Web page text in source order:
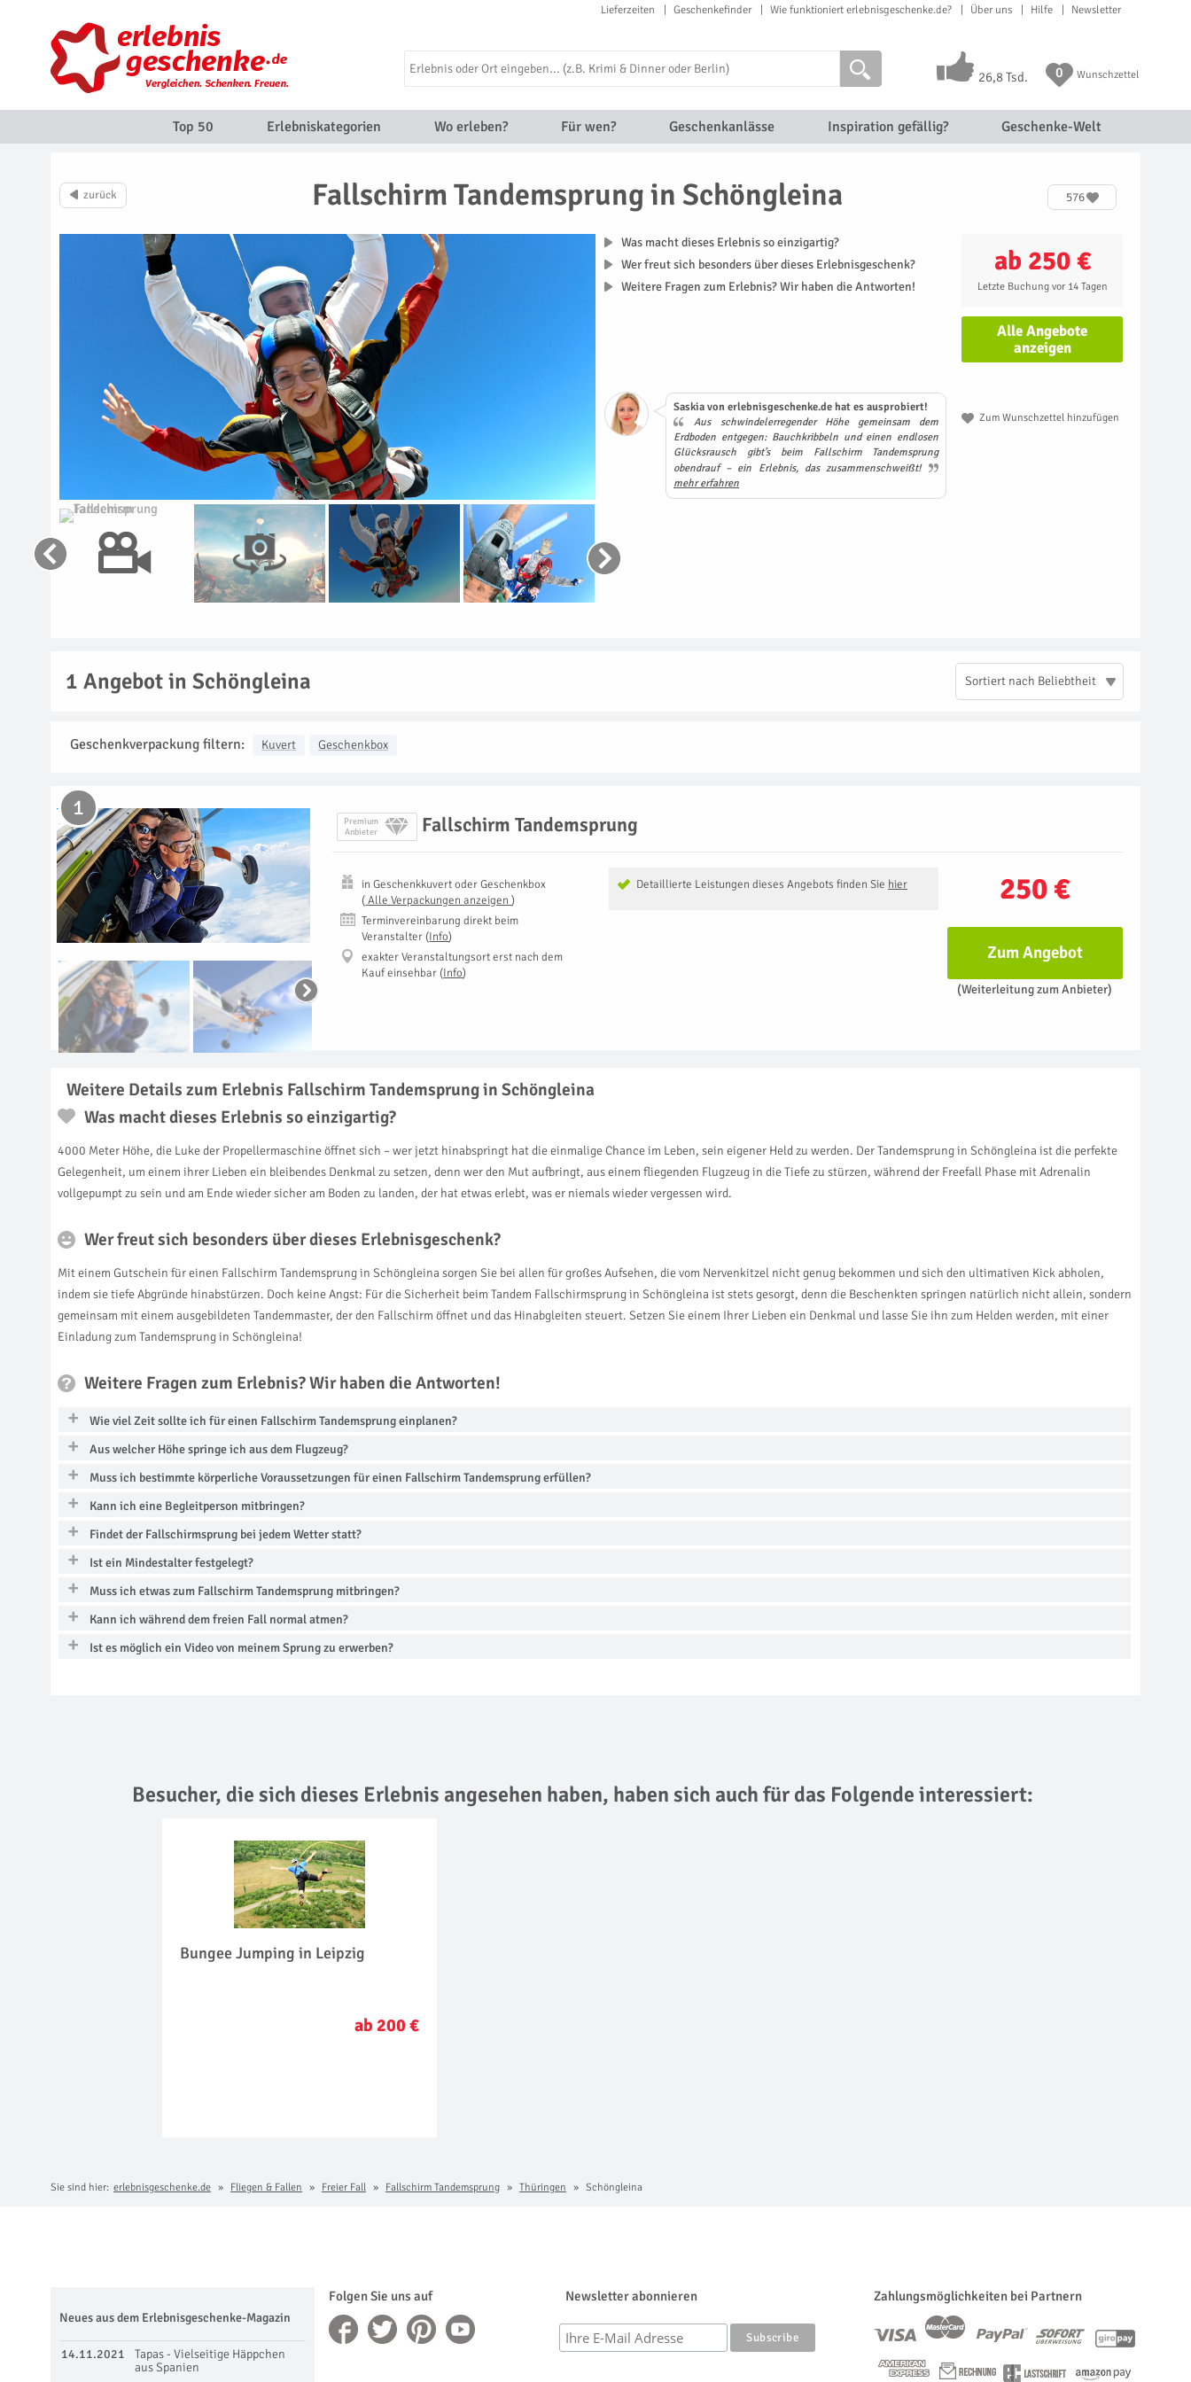
Lieferzeiten Geschenkefinder Wie funktioniert erlebnisgeschenke.de? Über uns Hilfe Newsletter
26,8 Tsd. 0 Wunschzettel
Top 50 Erlebniskategorien Wo erleben? Für wen? Geschenkanlässe Inspiration gefällig? Geschenke-Welt
Fallschirm Tandemsprung in Schöngleina 576
ab 250 €
Letzte Buchung vor 14 Tagen
Alle Angebote
anzeigen
Zum Wunschzettel hinzufügen
Was macht dieses Erlebnis so einzigartig?
Wer freut sich besonders über dieses Erlebnisgeschenk?
Weitere Fragen zum Erlebnis? Wir haben die Antworten!
Saskia von erlebnisgeschenke.de hat es ausprobiert!
Aus schwindelerregender Höhe gemeinsam dem
Erdboden entgegen: Bauchkribbeln und einen endlosen
Glücksrausch gibt’s beim Fallschirm Tandemsprung
obendrauf – ein Erlebnis, das zusammenschweißt!
mehr erfahren
1 Angebot in Schöngleina Sortiert nach Beliebtheit
Geschenkverpackung filtern: Kuvert Geschenkbox
Premium
Anbieter
Fallschirm Tandemsprung
1
250 €
Detaillierte Leistungen dieses Angebots finden Sie hier
inGeschenkkuvert oder Geschenkbox
( Alle Verpackungen anzeigen )
Terminvereinbarung direkt beim
Veranstalter (Info)
exakter Veranstaltungsort erst nach dem
Kauf einsehbar (Info)
Zum Angebot
(Weiterleitung zum Anbieter)
Weitere Details zum Erlebnis Fallschirm Tandemsprung in Schöngleina
Was macht dieses Erlebnis so einzigartig?
4000 Meter Höhe, die Luke der Propellermaschine öffnet sich – wer jetzt hinabspringt hat die einmalige Chance im Leben, sein eigener Held zu werden. Der Tandemsprung in Schöngleina ist die perfekte
Gelegenheit, um einem ihrer Lieben ein bleibendes Denkmal zu setzen, denn wer den Mut aufbringt, aus einem fliegenden Flugzeug in die Tiefe zu stürzen, während der Freefall Phase mit Adrenalin
vollgepumpt zu sein und am Ende wieder sicher am Boden zu landen, der hat etwas erlebt, was er niemals wieder vergessen wird.
Wer freut sich besonders über dieses Erlebnisgeschenk?
Mit einem Gutschein für einen Fallschirm Tandemsprung in Schöngleina sorgen Sie bei allen für großes Aufsehen, die vom Nervenkitzel nicht genug bekommen und sich den ultimativen Kick abholen,
indem sie tiefe Abgründe hinabstürzen. Doch keine Angst: Für die Sicherheit beim Tandem Fallschirmsprung in Schöngleina ist stets gesorgt, denn die Beschenkten springen natürlich nicht allein, sondern
gemeinsam mit einem ausgebildeten Tandemmaster, der den Fallschirm öffnet und das Hinabgleiten steuert. Setzen Sie einem Ihrer Lieben ein Denkmal und lasse Sie ihn zum Helden werden, mit einer
Einladung zum Tandemsprung in Schöngleina!
Weitere Fragen zum Erlebnis? Wir haben die Antworten!
Wie viel Zeit sollte ich für einen Fallschirm Tandemsprung einplanen?
Aus welcher Höhe springe ich aus dem Flugzeug?
Muss ich bestimmte körperliche Voraussetzungen für einen Fallschirm Tandemsprung erfüllen?
Kann ich eine Begleitperson mitbringen?
Findet der Fallschirmsprung bei jedem Wetter statt?
Ist ein Mindestalter festgelegt?
Muss ich etwas zum Fallschirm Tandemsprung mitbringen?
Kann ich während dem freien Fall normal atmen?
Ist es möglich ein Video von meinem Sprung zu erwerben?
Besucher, die sich dieses Erlebnis angesehen haben, haben sich auch für das Folgende interessiert:
Bungee Jumping in Leipzig
ab 200 €
Sie sind hier: erlebnisgeschenke.de Fliegen & Fallen Freier Fall Fallschirm Tandemsprung Thüringen Schöngleina
Folgen Sie uns auf Newsletter abonnieren Zahlungsmöglichkeiten bei Partnern
Neues aus dem Erlebnisgeschenke-Magazin
14.11.2021
Tapas - Vielseitige Häppchen
aus Spanien